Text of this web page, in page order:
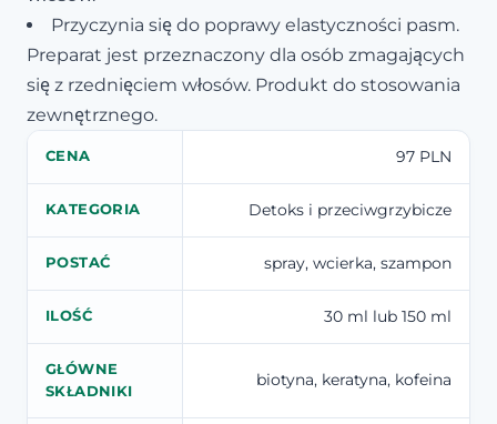
Przyczynia się do poprawy elastyczności pasm.
Preparat jest przeznaczony dla osób zmagających
się z rzednięciem włosów. Produkt do stosowania
zewnętrznego.
CENA 97 PLN
KATEGORIA Detoks i przeciwgrzybicze
POSTAĆ spray, wcierka, szampon
ILOŚĆ 30 ml lub 150 ml
GŁÓWNE
SKŁADNIKI
biotyna, keratyna, kofeina